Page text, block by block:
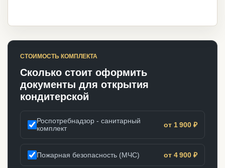
СТОИМОСТЬ КОМПЛЕКТА
Сколько стоит оформить
документы для открытия
кондитерской
Роспотребнадзор - санитарный
комплект
от 1 900 ₽
Пожарная безопасность (МЧС) от 4 900 ₽